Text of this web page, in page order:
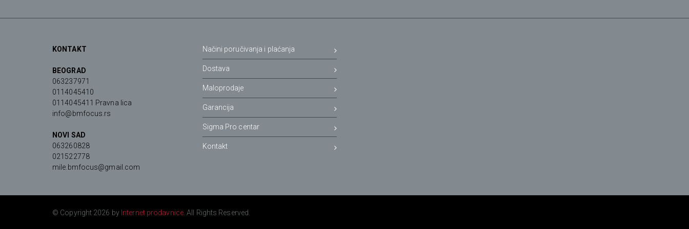
KONTAKT
BEOGRAD
063237971
0114045410
0114045411 Pravna lica
info@bmfocus.rs
NOVI SAD
063260828
021522778
mile.bmfocus@gmail.com
Načini poručivanja i plaćanja
Dostava
Maloprodaje
Garancija
Sigma Pro centar
Kontakt
© Copyright 2026 by Internet prodavnice. All Rights Reserved.